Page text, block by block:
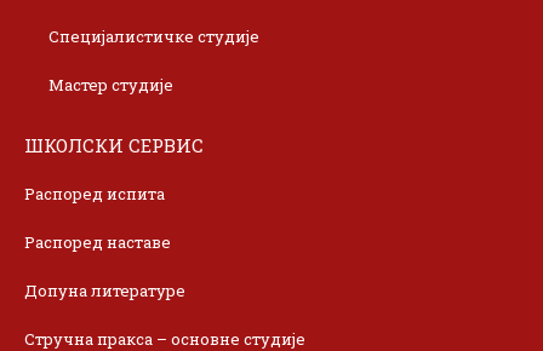
Специјалистичке студије
Мастер студије
ШКОЛСКИ СЕРВИС
Распоред испита
Распоред наставе
Допуна литературе
Стручна пракса – основне студије